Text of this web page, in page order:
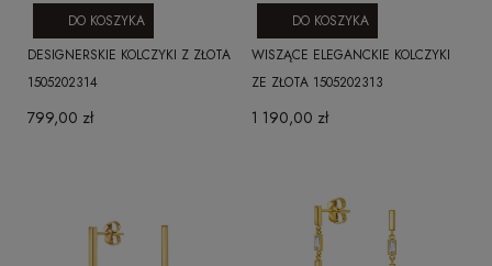
DESIGNERSKIE KOLCZYKI Z ZŁOTA
1505202314
799,00 zł
DO KOSZYKA
WISZĄCE ELEGANCKIE KOLCZYKI
ZE ZŁOTA 1505202313
1 190,00 zł
DO KOSZYKA